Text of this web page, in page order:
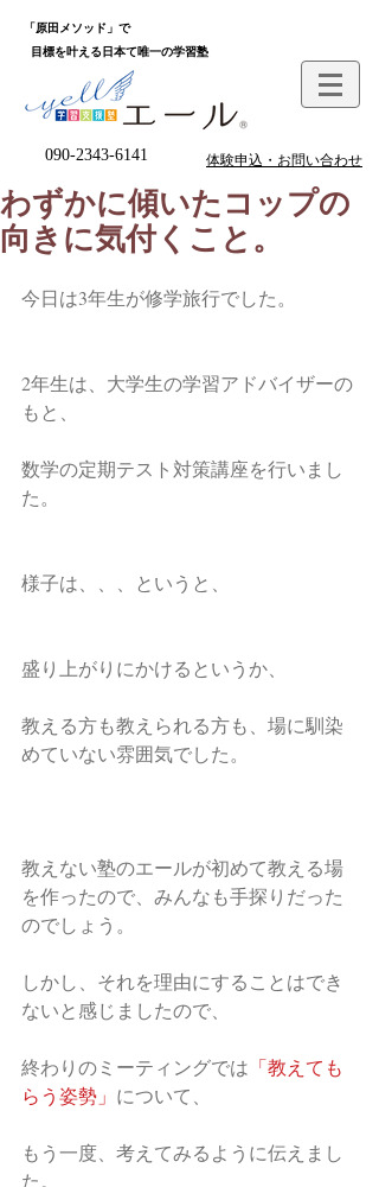
「原田メソッド」で
目標を叶える日本て唯一の学習塾
090-2343-6141 体験申込・お問い合わせ
わずかに傾いたコップの
向きに気付くこと。
今日は3年生が修学旅行でした。
2年生は、大学生の学習アドバイザーの
もと、
数学の定期テスト対策講座を行いまし
た。
様子は、、、というと、
盛り上がりにかけるというか、
教える方も教えられる方も、場に馴染
めていない雰囲気でした。
教えない塾のエールが初めて教える場
を作ったので、みんなも手探りだった
のでしょう。
しかし、それを理由にすることはでき
ないと感じましたので、
終わりのミーティングでは 「教えても
らう姿勢」 について、
もう一度、考えてみるように伝えまし
た。